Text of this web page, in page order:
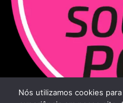
Nós utilizamos cookies